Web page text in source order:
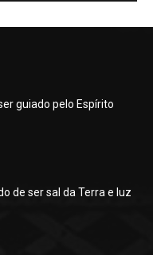
guiado pelo Espírito
de ser sal da Terra e luz